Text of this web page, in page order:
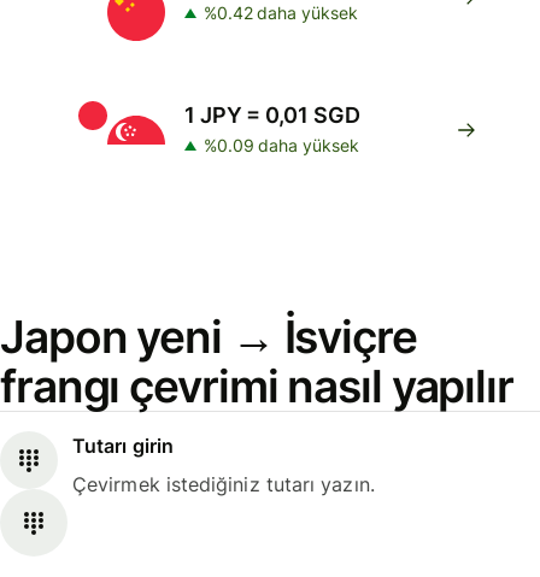
%0.42 daha yüksek
1 JPY = 0,01 SGD
%0.09 daha yüksek
Japon yeni → İsviçre
frangı çevrimi nasıl yapılır
Tutarı girin
Çevirmek istediğiniz tutarı yazın.